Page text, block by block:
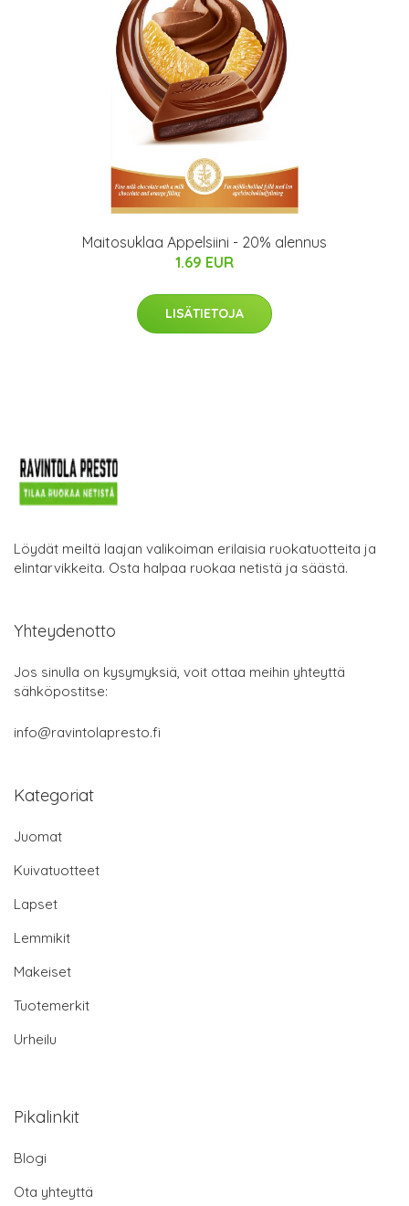
Maitosuklaa Appelsiini - 20% alennus
1.69 EUR
LISÄTIETOJA
Löydät meiltä laajan valikoiman erilaisia ruokatuotteita ja
elintarvikkeita. Osta halpaa ruokaa netistä ja säästä.
Yhteydenotto
Jos sinulla on kysymyksiä, voit ottaa meihin yhteyttä
sähköpostitse:
info@ravintolapresto.fi
Kategoriat
Juomat
Kuivatuotteet
Lapset
Lemmikit
Makeiset
Tuotemerkit
Urheilu
Pikalinkit
Blogi
Ota yhteyttä